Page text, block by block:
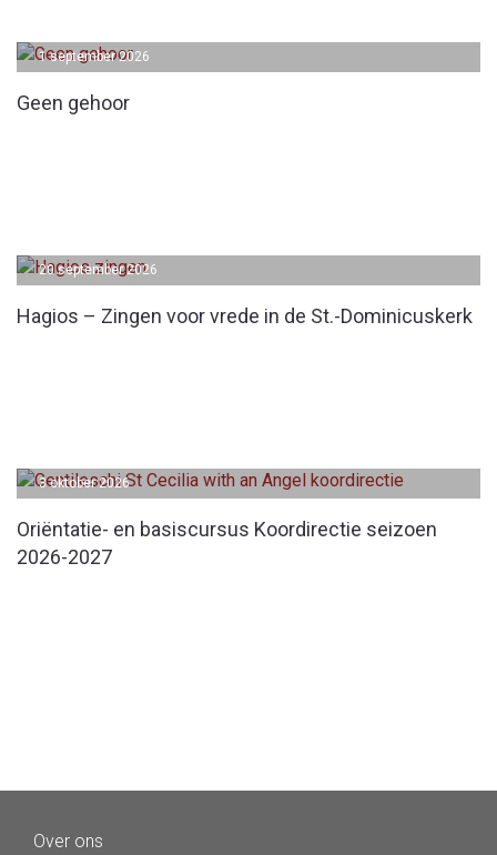
Geen gehoor
1 september 2026
Hagios – Zingen voor vrede in de St.-Dominicuskerk
20 september 2026
Oriëntatie- en basiscursus Koordirectie seizoen
2026-2027
3 oktober 2026
Over ons